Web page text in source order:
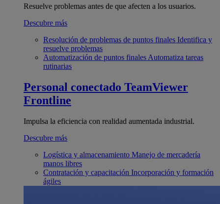
Resuelve problemas antes de que afecten a los usuarios.
Descubre más
Resolución de problemas de puntos finales Identifica y
resuelve problemas
Automatización de puntos finales Automatiza tareas
rutinarias
Personal conectado TeamViewer
Frontline
Impulsa la eficiencia con realidad aumentada industrial.
Descubre más
Logística y almacenamiento Manejo de mercadería
manos libres
Contratación y capacitación Incorporación y formación
ágiles